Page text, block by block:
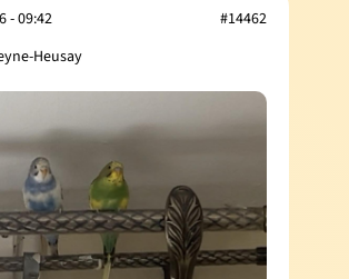
- 09:42
Heusay
#14462